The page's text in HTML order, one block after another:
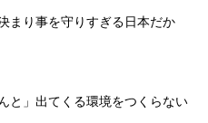
まり事を守りすぎる日本だか
と」出てくる環境をつくらない